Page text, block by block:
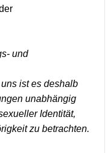
und
ist es deshalb
unabhängig
Identität,
zu betrachten.